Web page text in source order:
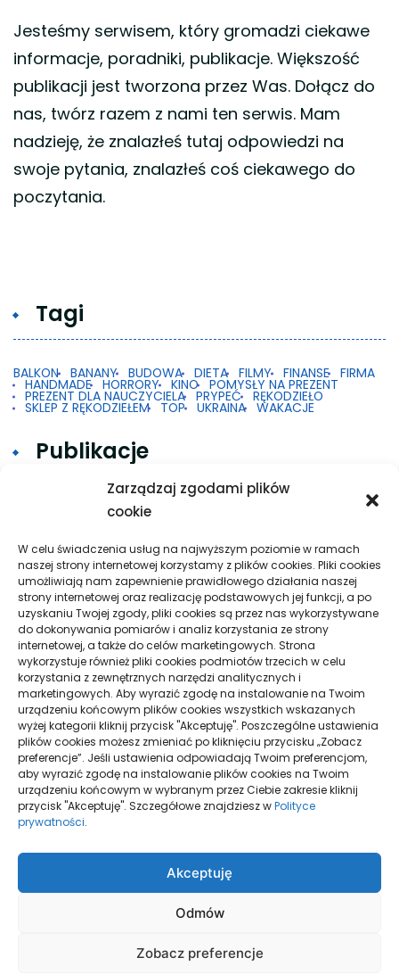
Zarządzaj zgodami plików
cookie
W celu świadczenia usług na najwyższym poziomie w ramach
naszej strony internetowej korzystamy z plików cookies. Pliki cookies
umożliwiają nam zapewnienie prawidłowego działania naszej
strony internetowej oraz realizację podstawowych jej funkcji, a po
uzyskaniu Twojej zgody, pliki cookies są przez nas wykorzystywane
do dokonywania pomiarów i analiz korzystania ze strony
internetowej, a także do celów marketingowych. Strona
wykorzystuje również pliki cookies podmiotów trzecich w celu
korzystania z zewnętrznych narzędzi analitycznych i
marketingowych. Aby wyrazić zgodę na instalowanie na Twoim
urządzeniu końcowym plików cookies wszystkich wskazanych
wyżej kategorii kliknij przycisk "Akceptuję". Poszczególne ustawienia
plików cookies możesz zmieniać po kliknięciu przycisku „Zobacz
preferencje”. Jeśli ustawienia odpowiadają Twoim preferencjom,
aby wyrazić zgodę na instalowanie plików cookies na Twoim
urządzeniu końcowym w wybranym przez Ciebie zakresie kliknij
przycisk "Akceptuję". Szczegółowe znajdziesz wPolityce
prywatności.
Akceptuję
Odmów
Zobacz preferencje
Jesteśmy serwisem, który gromadzi ciekawe
informacje, poradniki, publikacje. Większość
publikacji jest tworzona przez Was. Dołącz do
nas, twórz razem z nami ten serwis. Mam
nadzieję, że znalazłeś tutaj odpowiedzi na
swoje pytania, znalazłeś coś ciekawego do
poczytania.
Tagi
BALKON BANANY BUDOWA DIETA FILMY FINANSE FIRMA
HANDMADE HORRORY KINO POMYSŁY NA PREZENT
PREZENT DLA NAUCZYCIELA PRYPEĆ RĘKODZIEŁO
SKLEP Z RĘKODZIEŁEM TOP UKRAINA WAKACJE
Publikacje
Gdy 2FA w Google na Androidzie nie działa
Taxi w praktyce: krótkie trasy, dalsze przejazdy
i spokojna organizacja podróży
Pielęgnacja podłogi po remoncie: jak wydłużyć
dobry efekt
Taxi Nowy Sącz–Znamirowice: plaża i przystań
Strony
Polityka Prywatności
Strona główna